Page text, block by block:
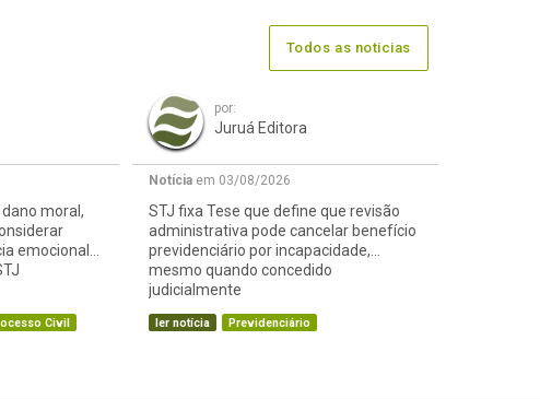
Todos as noticias
moral,
emocional
Civil
por:
Juruá Editora
Notíciaem 03/08/2026
STJ fixa Tese que define que revisão
administrativa pode cancelar benefício
previdenciário por incapacidade,
mesmo quando concedido
judicialmente
ler notícia Previdenciário